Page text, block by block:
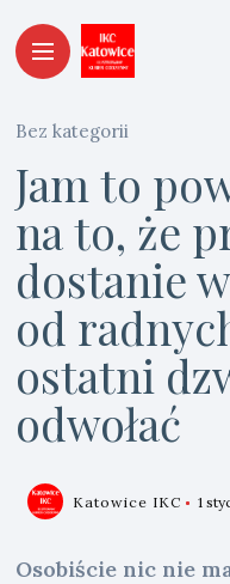
Bez kategorii
Jam to
na to, że
dostanie
od
ostatni
odwołać
Katowice IKC 1
Osobiście nic nie